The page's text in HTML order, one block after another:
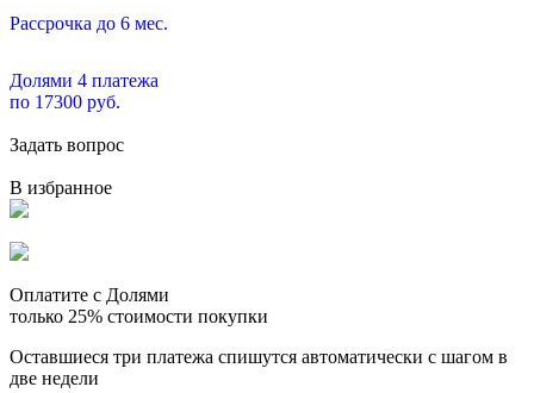
Рассрочка до 6 мес.
Долями 4 платежа
по 17300 руб.
Задать вопрос
В избранное
Оплатите с Долями
только 25% стоимости покупки
Оставшиеся три платежа спишутся автоматически с шагом в
две недели